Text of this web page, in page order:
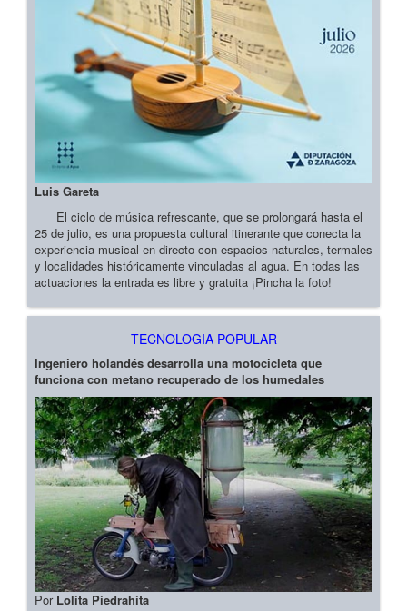
Luis Gareta
El ciclo de música refrescante, que se prolongará hasta el
25 de julio, es una propuesta cultural itinerante que conecta la
experiencia musical en directo con espacios naturales, termales
y localidades históricamente vinculadas al agua. En todas las
actuaciones la entrada es libre y gratuita ¡Pincha la foto!
TECNOLOGIA POPULAR
Ingeniero holandés desarrolla una motocicleta que
funciona con metano recuperado de los humedales
Por Lolita Piedrahita